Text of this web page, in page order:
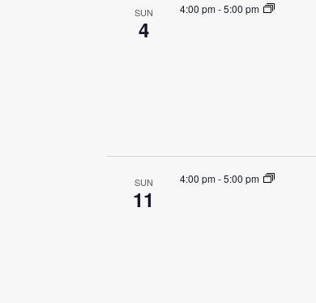
SUN
4
4:00 pm-5:00 pm
SUN
11
4:00 pm-5:00 pm